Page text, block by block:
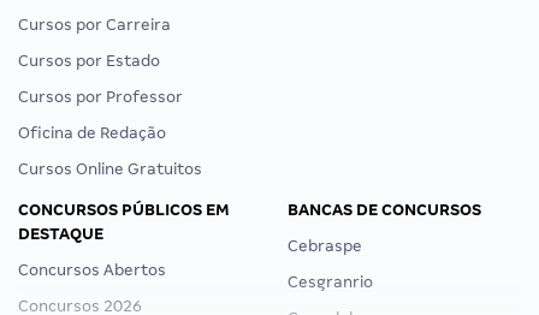
Cursos por Carreira
Cursos por Estado
Cursos por Professor
Oficina de Redação
Cursos Online Gratuitos
CONCURSOS PÚBLICOS EM
DESTAQUE
Concursos Abertos
Concursos 2026
BANCAS DE CONCURSOS
Cebraspe
Cesgranrio